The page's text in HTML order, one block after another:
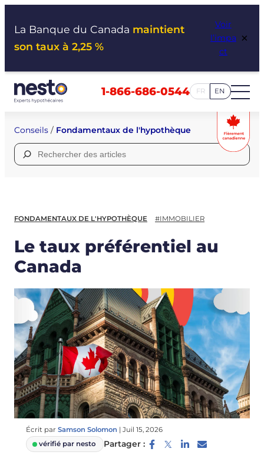
La Banque du Canada maintient
son taux à 2,25 %
Voir
l’impa
ct
×
1-866-686-0544 FR EN
Conseils / Fondamentaux de l'hypothèque
Rechercher :
FONDAMENTAUX DE L'HYPOTHÈQUE #IMMOBILIER
Le taux préférentiel au
Canada
Écrit par Samson Solomon | Juil 15, 2026
vérifié par nesto
Partager :